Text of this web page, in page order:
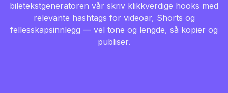
biletekstgeneratoren vår skriv klikkverdige hooks med
relevante hashtags for videoar, Shorts og
fellesskapsinnlegg — vel tone og lengde, så kopier og
publiser.